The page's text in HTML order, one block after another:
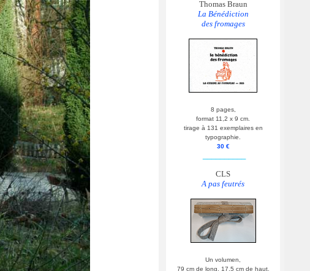
Thomas Braun
La Bénédiction
des fromages
8 pages,
format 11,2 x 9 cm.
tirage à 131 exemplaires en
typographie.
30 €
CLS
A pas feutrés
Un volumen,
79 cm de long, 17,5 cm de haut.